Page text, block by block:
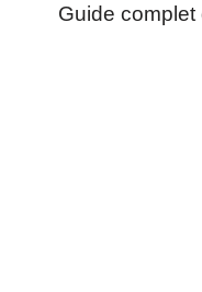
Guide